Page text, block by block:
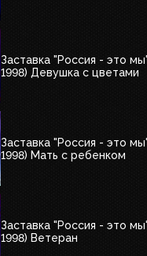
Заставка "Россия - это
1998) Девушка с цветами
Заставка "Россия - это
1998) Мать с ребенком
Заставка "Россия - это
1998) Ветеран